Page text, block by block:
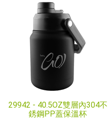
29942 - 40.5OZ雙層內304不
銹鋼PP蓋保溫杯